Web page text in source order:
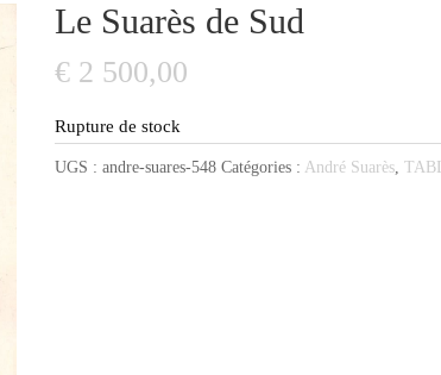
Le Suarès de Sud
€ 2 500,00
Rupture de stock
UGS :andre-suares-548 Catégories : André Suarès,